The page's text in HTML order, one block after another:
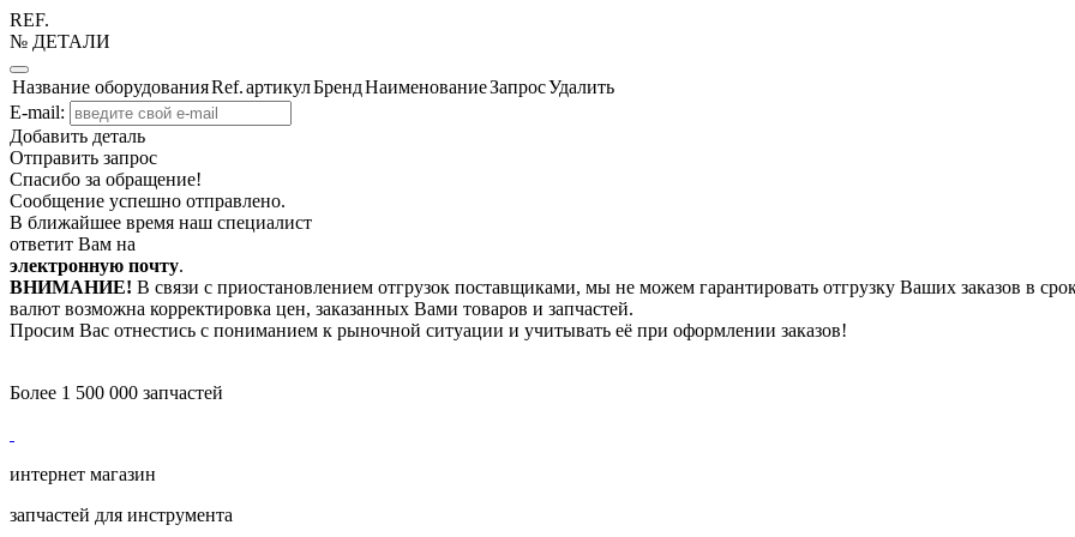
REF.
№ ДЕТАЛИ
Название оборудованияRef.артикулБрендНаименованиеЗапросУдалить
E-mail:
Добавить деталь
Отправить запрос
Спасибо за обращение!
Сообщение успешно отправлено.
В ближайшее время наш специалист
ответит Вам на
электронную почту.
ВНИМАНИЕ! В связи с приостановлением отгрузок поставщиками, мы не можем гарантировать отгрузку Ваших заказов в
валют возможна корректировка цен, заказанных Вами товаров и запчастей.
Просим Вас отнестись с пониманием к рыночной ситуации и учитывать её при оформлении заказов!
Более 1 500 000 запчастей
интернет магазин
запчастей для инструмента